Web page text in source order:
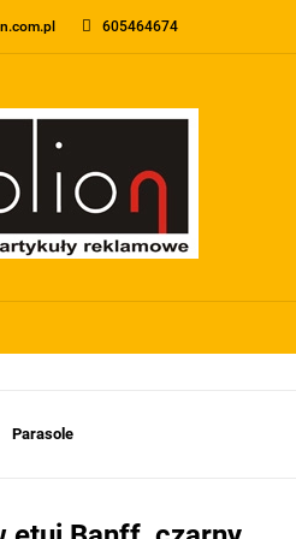
605464674
O FIRMIE
Parasole